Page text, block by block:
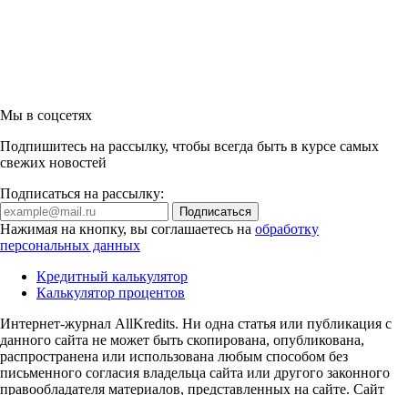
Мы в соцсетях
Подпишитесь на рассылку, чтобы всегда быть в курсе самых
свежих новостей
Подписаться на рассылку:
Нажимая на кнопку, вы соглашаетесь на обработку
персональных данных
Кредитный калькулятор
Калькулятор процентов
Интернет-журнал AllKredits. Ни одна статья или публикация с
данного сайта не может быть скопирована, опубликована,
распространена или использована любым способом без
письменного согласия владельца сайта или другого законного
правообладателя материалов, представленных на сайте. Сайт